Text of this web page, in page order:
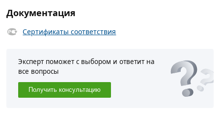
Документация
Сертификаты соответствия
Эксперт поможет с выбором и ответит на
все вопросы
Получить консультацию